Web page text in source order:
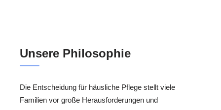
Unsere Philosophie
Die Entscheidung für häusliche Pflege stellt viele
Familien vor große Herausforderungen und